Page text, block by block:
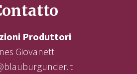
Produttori
Giovanett